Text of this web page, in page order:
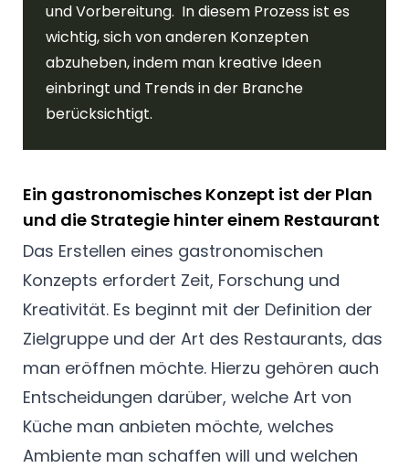
und Vorbereitung. In diesem Prozess ist es
wichtig, sich von anderen Konzepten
abzuheben, indem man kreative Ideen
einbringt und Trends in der Branche
berücksichtigt.
Ein gastronomisches Konzept ist der Plan
und die Strategie hinter einem Restaurant
Das Erstellen eines gastronomischen
Konzepts erfordert Zeit, Forschung und
Kreativität. Es beginnt mit der Definition der
Zielgruppe und der Art des Restaurants, das
man eröffnen möchte. Hierzu gehören auch
Entscheidungen darüber, welche Art von
Küche man anbieten möchte, welches
Ambiente man schaffen will und welchen